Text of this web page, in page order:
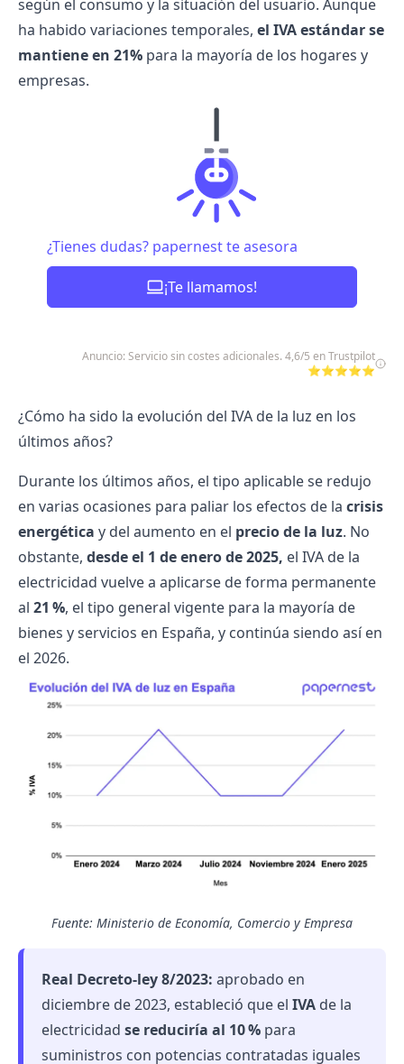
según el consumo y la situación del usuario. Aunque
ha habido variaciones temporales, el IVA estándar se
mantiene en 21% para la mayoría de los hogares y
empresas.
¿Tienes dudas? papernest te asesora
¡Te llamamos!
Anuncio: Servicio sin costes adicionales. 4,6/5 en Trustpilot
⭐⭐⭐⭐⭐
¿Cómo ha sido la evolución del IVA de la luz en los
últimos años?
Durante los últimos años, el tipo aplicable se redujo
en varias ocasiones para paliar los efectos de la crisis
energética y del aumento en el precio de la luz. No
obstante, desde el 1 de enero de 2025, el IVA de la
electricidad vuelve a aplicarse de forma permanente
al 21 %, el tipo general vigente para la mayoría de
bienes y servicios en España, y continúa siendo así en
el 2026.
Fuente: Ministerio de Economía, Comercio y Empresa
Real Decreto-ley 8/2023: aprobado en
diciembre de 2023, estableció que el IVA de la
electricidad se reduciría al 10 % para
suministros con potencias contratadas iguales